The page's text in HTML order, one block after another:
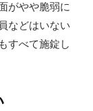
がやや脆弱に
などはいない
すべて施錠し